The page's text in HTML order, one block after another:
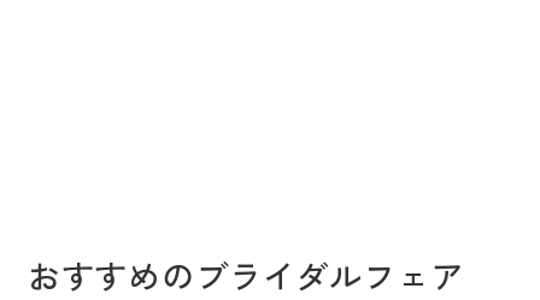
おすすめのブライダルフェア